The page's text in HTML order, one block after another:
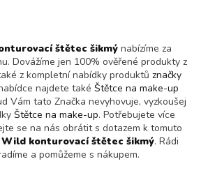
štětec šikmý nabízíme za
Dovážíme jen 100% ověřené produkty z
z kompletní nabídky produktů značky
najdete také Štětce na make-up
Vám tato Značka nevyhovuje, vyzkoušej
Štětce na make-up. Potřebujete více
se na nás obrátit s dotazem k tomuto
konturovací štětec šikmý. Rádi
a pomůžeme s nákupem.